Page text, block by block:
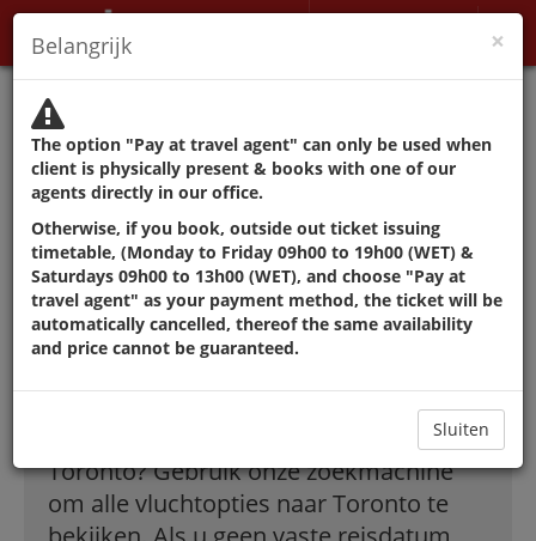
Myndighetene fraråder å
reise bortsett fra grunner
som ikke kan utsettes.
De beste deals in
vluchten naar
Toronto
Hoe vindt ik goedkope vluchten naar
Toronto? Gebruik onze zoekmachine
om alle vluchtopties naar Toronto te
×
Belangrijk
The option "Pay at travel agent" can only be used when
client is physically present & books with one of our
agents directly in our office.
Otherwise, if you book, outside out ticket issuing
timetable, (Monday to Friday 09h00 to 19h00 (WET) &
Saturdays 09h00 to 13h00 (WET), and choose "Pay at
travel agent" as your payment method, the ticket will be
automatically cancelled, thereof the same availability
and price cannot be guaranteed.
Sluiten